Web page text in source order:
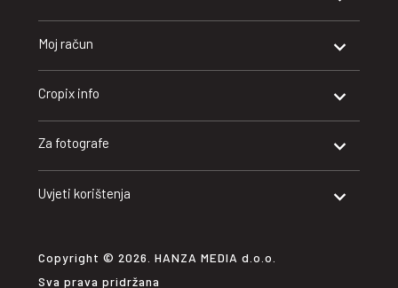
Moj račun
Cropix info
Za fotografe
Uvjeti korištenja
Copyright © 2026. HANZA MEDIA d.o.o.
Sva prava pridržana